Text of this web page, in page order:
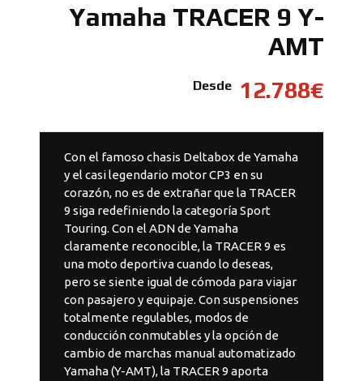
Yamaha TRACER 9 Y-
AMT
Desde 12.788€
Con el famoso chasis Deltabox de Yamaha
y el casi legendario motor CP3 en su
corazón, no es de extrañar que la TRACER
9 siga redefiniendo la categoría Sport
Touring. Con el ADN de Yamaha
claramente reconocible, la TRACER 9 es
una moto deportiva cuando lo deseas,
pero se siente igual de cómoda para viajar
con pasajero y equipaje. Con suspensiones
totalmente regulables, modos de
conducción conmutables y la opción de
cambio de marchas manual automatizado
Yamaha (Y-AMT), la TRACER 9 aporta